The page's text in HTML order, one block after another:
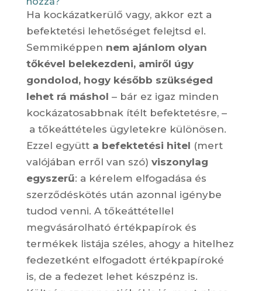
Ha kockázatkerülő vagy, akkor ezt a
befektetési lehetőséget felejtsd el.
Semmiképpen nem ajánlom olyan
tőkével belekezdeni, amiről úgy
gondolod, hogy később szükséged
lehet rá máshol – bár ez igaz minden
kockázatosabbnak ítélt befektetésre, –
a tőkeáttételes ügyletekre különösen.
Ezzel együtt a befektetési hitel (mert
valójában erről van szó) viszonylag
egyszerű: a kérelem elfogadása és
szerződéskötés után azonnal igénybe
tudod venni. A tőkeáttétellel
megvásárolható értékpapírok és
termékek listája széles, ahogy a hitelhez
fedezetként elfogadott értékpapíroké
is, de a fedezet lehet készpénz is.